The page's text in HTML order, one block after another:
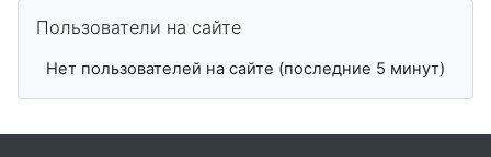
Пользователи на сайте
Нет пользователей на сайте (последние 5 минут)